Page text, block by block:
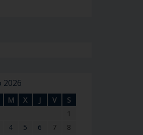
2026
M X J V
S
1
4 5 6 7
8